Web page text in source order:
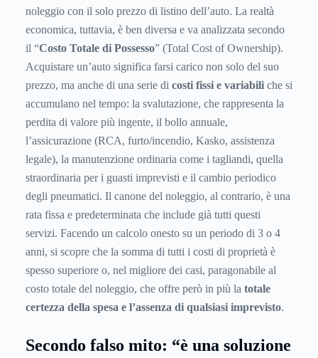
noleggio con il solo prezzo di listino dell’auto. La realtà
economica, tuttavia, è ben diversa e va analizzata secondo
il “Costo Totale di Possesso” (Total Cost of Ownership).
Acquistare un’auto significa farsi carico non solo del suo
prezzo, ma anche di una serie di costi fissi e variabili che si
accumulano nel tempo: la svalutazione, che rappresenta la
perdita di valore più ingente, il bollo annuale,
l’assicurazione (RCA, furto/incendio, Kasko, assistenza
legale), la manutenzione ordinaria come i tagliandi, quella
straordinaria per i guasti imprevisti e il cambio periodico
degli pneumatici. Il canone del noleggio, al contrario, è una
rata fissa e predeterminata che include già tutti questi
servizi. Facendo un calcolo onesto su un periodo di 3 o 4
anni, si scopre che la somma di tutti i costi di proprietà è
spesso superiore o, nel migliore dei casi, paragonabile al
costo totale del noleggio, che offre però in più la totale
certezza della spesa e l’assenza di qualsiasi imprevisto.
Secondo falso mito: “è una soluzione